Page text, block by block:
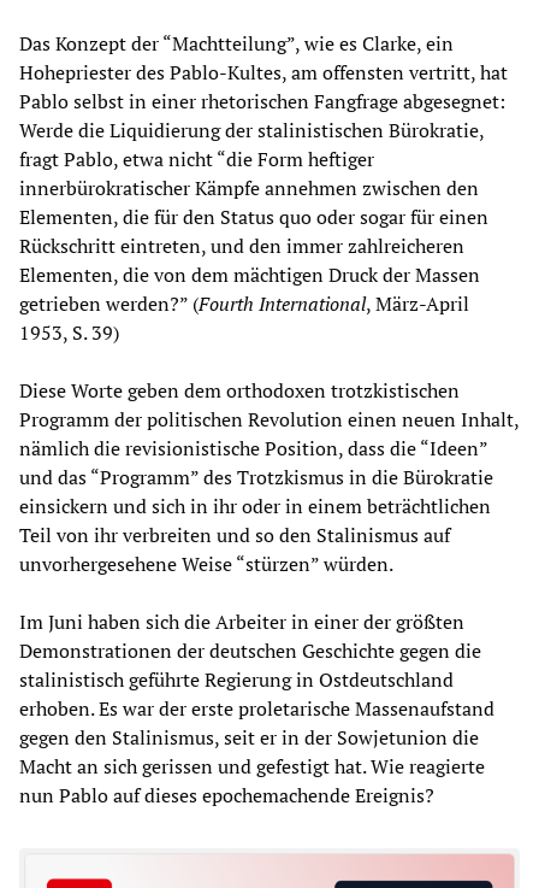
Das Konzept der “Machtteilung”, wie es Clarke, ein
Hohepriester des Pablo-Kultes, am offensten vertritt, hat
Pablo selbst in einer rhetorischen Fangfrage abgesegnet:
Werde die Liquidierung der stalinistischen Bürokratie,
fragt Pablo, etwa nicht “die Form heftiger
innerbürokratischer Kämpfe annehmen zwischen den
Elementen, die für den Status quo oder sogar für einen
Rückschritt eintreten, und den immer zahlreicheren
Elementen, die von dem mächtigen Druck der Massen
getrieben werden?” (Fourth International, März-April
1953, S. 39)
Diese Worte geben dem orthodoxen trotzkistischen
Programm der politischen Revolution einen neuen Inhalt,
nämlich die revisionistische Position, dass die “Ideen”
und das “Programm” des Trotzkismus in die Bürokratie
einsickern und sich in ihr oder in einem beträchtlichen
Teil von ihr verbreiten und so den Stalinismus auf
unvorhergesehene Weise “stürzen” würden.
Im Juni haben sich die Arbeiter in einer der größten
Demonstrationen der deutschen Geschichte gegen die
stalinistisch geführte Regierung in Ostdeutschland
erhoben. Es war der erste proletarische Massenaufstand
gegen den Stalinismus, seit er in der Sowjetunion die
Macht an sich gerissen und gefestigt hat. Wie reagierte
nun Pablo auf dieses epochemachende Ereignis?